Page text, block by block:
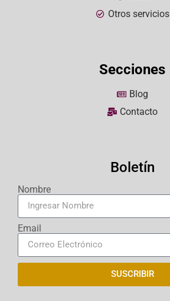
Otros servicios
Secciones
Blog
Contacto
Boletín
Nombre
Email
SUSCRIBIR